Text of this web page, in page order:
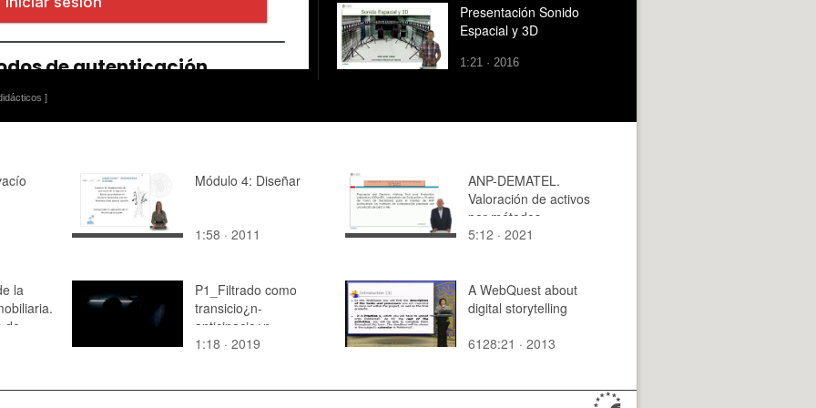
]
Presentación Sonido
Espacial y 3D
1:21 · 2016
Módulo 4: Diseñar
1:58 · 2011
ANP-DEMATEL.
Valoración de activos
por métodos
multicriterio.
5:12 · 2021
la
de
P1_Filtrado como
transicio¿n-
anticipacio¿n
1:18 · 2019
A WebQuest about
digital storytelling
6128:21 · 2013